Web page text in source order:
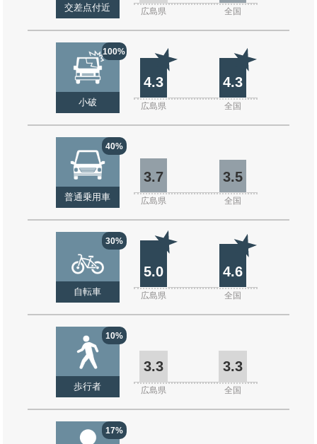
交差点付近 広島県 全国
100%
小破
4.3 4.3
広島県 全国
40%
普通乗用車
3.7 3.5
広島県 全国
30%
自転車
5.0 4.6
広島県 全国
10%
歩行者
3.3 3.3
広島県 全国
17%